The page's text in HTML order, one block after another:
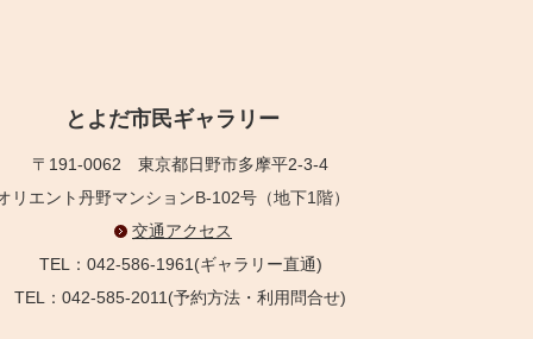
とよだ市民ギャラリー
〒191-0062 東京都日野市多摩平2-3-4
リエント丹野マンションB-102号（地下1階）
交通アクセス
TEL：042-586-1961(ギャラリー直通)
：042-585-2011(予約方法・利用問合せ)